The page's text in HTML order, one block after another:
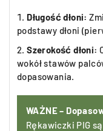
Długość dłoni:
podstawy dłoni
Szerokość dłoni:
wokół stawów
dopasowania.
WAŻNE –
Rękawiczki PIG